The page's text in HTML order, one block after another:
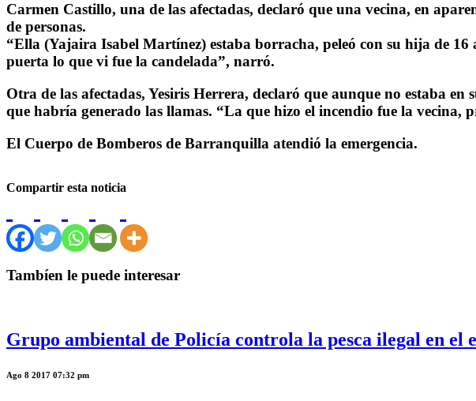
Carmen Castillo, una de las afectadas, declaró que una vecina, en
de personas.
“Ella (Yajaira Isabel Martínez) estaba borracha, peleó con su hija de
puerta lo que vi fue la candelada”, narró.
Otra de las afectadas, Yesiris Herrera, declaró que aunque no estaba en
que habría generado las llamas. “La que hizo el incendio fue la vecina,
El Cuerpo de Bomberos de Barranquilla atendió la emergencia.
Compartir esta noticia
Tambíen le puede interesar
Grupo ambiental de Policía controla la pesca ilegal en el
Ago 8 2017 07:32 pm